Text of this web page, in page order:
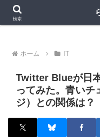
クラロワ ク
ホーム IT
Twitter Blueが日
ってみた。青いチ
ジ）との関係は？
検索